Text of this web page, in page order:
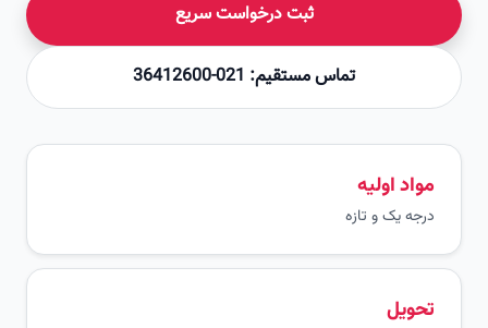
ثبت درخواست سریع
تماس مستقیم: 021-36412600
مواد اولیه
درجه یک و تازه